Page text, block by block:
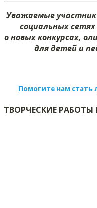
Уважаемые
социальных
о новых конкурсах,
для детей и
Помогите нам стать
ТВОРЧЕСКИЕ